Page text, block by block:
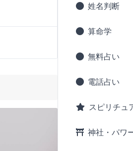
姓名判断
算命学
無料占い
電話占い
スピリチュ
神社・パワ